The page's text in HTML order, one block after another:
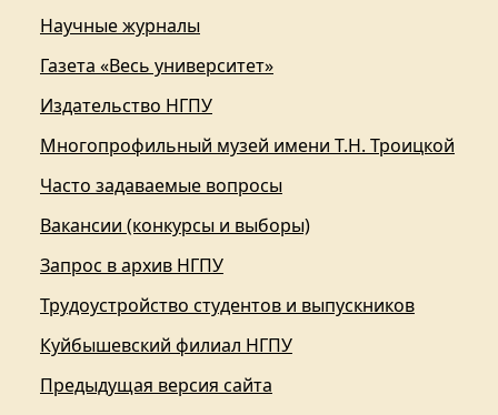
Научные журналы
Газета «Весь университет»
Издательство НГПУ
Многопрофильный музей имени Т.Н. Троицкой
Часто задаваемые вопросы
Вакансии (конкурсы и выборы)
Запрос в архив НГПУ
Трудоустройство студентов и выпускников
Куйбышевский филиал НГПУ
Предыдущая версия сайта